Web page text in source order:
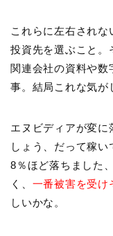
これらに左右され
投資先を選ぶこと。
関連会社の資料や数
事。結局これな気が
エヌビディアが変
しょう、だって稼
8％ほど落ちました
く、 一番被害を受け
しいかな。